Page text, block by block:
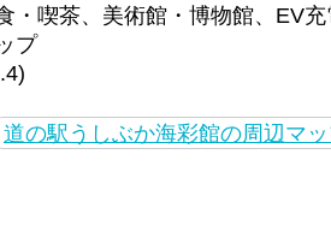
・喫茶、美術館・博物館、EV
プ
道の駅うしぶか海彩館の周辺マ